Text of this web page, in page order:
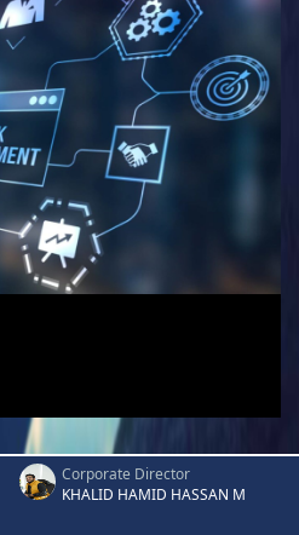
Corporate Director
KHALID HAMID HASSAN M